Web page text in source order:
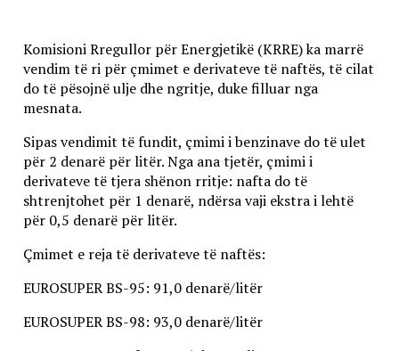
Komisioni Rregullor për Energjetikë (KRRE) ka marrë
vendim të ri për çmimet e derivateve të naftës, të cilat
do të pësojnë ulje dhe ngritje, duke filluar nga
mesnata.
Sipas vendimit të fundit, çmimi i benzinave do të ulet
për 2 denarë për litër. Nga ana tjetër, çmimi i
derivateve të tjera shënon rritje: nafta do të
shtrenjtohet për 1 denarë, ndërsa vaji ekstra i lehtë
për 0,5 denarë për litër.
Çmimet e reja të derivateve të naftës:
EUROSUPER BS-95: 91,0 denarë/litër
EUROSUPER BS-98: 93,0 denarë/litër